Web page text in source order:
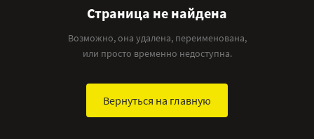
Страница не найдена
Возможно, она удалена, переименована,
или просто временно недоступна.
Вернуться на главную